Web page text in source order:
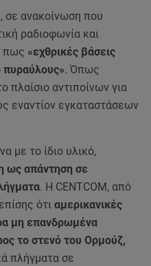
σε ανακοίνωση που
ραδιοφωνία και
πως «εχθρικές βάσεις
πυραύλους». Όπως
πλαίσιο αντιποίνων για
εναντίον εγκαταστάσεων
με το ίδιο υλικό,
ως απάντηση σε
. Η CENTCOM, από
ότι αμερικανικές
μη επανδρωμένα
το στενό του Ορμούζ,
πλήγματα σε